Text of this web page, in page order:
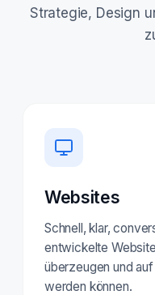
Strategie, Design
Websites
Schnell, klar,
entwickelte
überzeugen und
werden können.